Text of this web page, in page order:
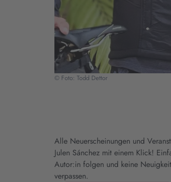
© Foto: Todd Dettor
Alle Neuerscheinungen und
Julen Sánchez mit einem Klick!
Autor:in folgen und keine
verpassen.